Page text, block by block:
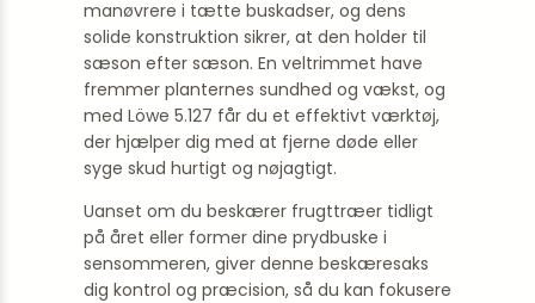
manøvrere i tætte buskadser, og dens
solide konstruktion sikrer, at den holder til
sæson efter sæson. En veltrimmet have
fremmer planternes sundhed og vækst, og
med Löwe 5.127 får du et effektivt værktøj,
der hjælper dig med at fjerne døde eller
syge skud hurtigt og nøjagtigt.
Uanset om du beskærer frugttræer tidligt
på året eller former dine prydbuske i
sensommeren, giver denne beskæresaks
dig kontrol og præcision, så du kan fokusere